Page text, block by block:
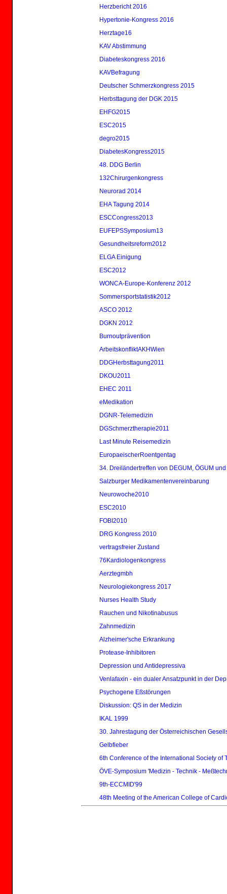
Herzbericht 2016
Hypertonie-Kongress 2016
Herztage16
KAV Abstimmung
Diabeteskongress 2016
KAVBefragung
Deutscher Schmerzkongress 2015
Herbsttagung der DGK 2015
EHFG2015
ESC2015
degro2015
DiabetesKongress2015
48. DDG Berlin
132Chirurgenkongress
Neurorad 2014
EHA Tagung 2014
ESCCongress2013
EUFEPSSymposium13
Gesundheitsreform2012
ELGA Einigung
ESC2012
WONCA-Europe-Konferenz 2012
Sommersportstatistik2012
ASCO 2012
DGKN 2012
Burnoutprävention
ArbeitskonfliktAKHWien
DDGHerbsttagung2011
DKOU2011
EHEC 2011
eMedikation
DGNR-Telemedizin
DGSchmerztherapie2011
Last Minute Reisemedizin
EuropaeischerRoentgentag
34. Dreiländertreffen von DEGUM, ÖGUM
Salzburger Medikamentenvereinbarung
Neurowoche2010
ESC2010
FOBI2010
DRG Kongress 2010
vertragsfreier Zustand
76Kardiologenkongress
Aerztegmbh
Neurologiekongress 2017
Nurses Health Study
Rauchen und Nikotinabusus
Zahnmedizin
Alzheimer'sche Erkrankung
Protease-Inhibitoren
Depression und Antidepressiva
Venlafaxin - ein dualer Ansatzpunkt in der
Psychogene Eßstörungen
Diskussion: QS in der Medizin
IKAL 1999
30. Jahrestagung der Österreichischen
Gelbfieber
6th Conference of the International Society of
ÖVE-Symposium 'Medizin - Technik -
9th-ECCMID'99
48th Meeting of the American College of